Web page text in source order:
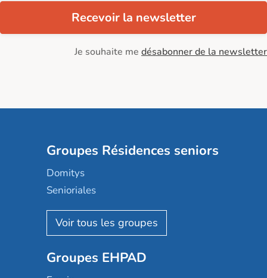
Recevoir la newsletter
Je souhaite me désabonner de la newsletter
Groupes Résidences seniors
Domitys
Senioriales
Nohée
Les Résidentiels
Mobicap
Groupes EHPAD